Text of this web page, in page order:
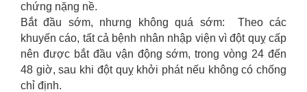
chứng nặng nề.
Bắt đầu sớm, nhưng không quá sớm: Theo các
khuyến cáo, tất cả bệnh nhân nhập viện vì đột quỵ cấp
nên được bắt đầu vận động sớm, trong vòng 24 đến
48 giờ, sau khi đột quỵ khởi phát nếu không có chống
chỉ định.